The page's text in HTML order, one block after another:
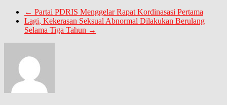
← Partai PDRIS Menggelar Rapat Kordinasasi Pertama
Lagi, Kekerasan Seksual Abnormal Dilakukan Berulang
Selama Tiga Tahun →